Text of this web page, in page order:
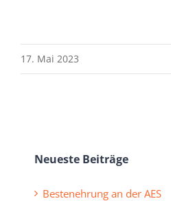
17. Mai 2023
Neueste Beiträge
Bestenehrung an der AES